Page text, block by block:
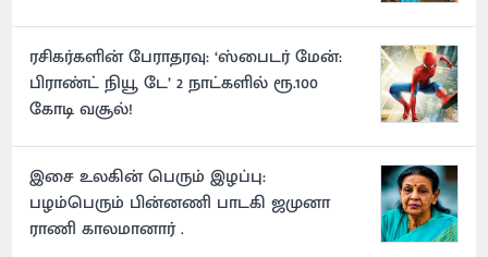
ரசிகர்களின் பேராதரவு: ‘ஸ்பைடர் மேன்:
பிராண்ட் நியூ டே’ 2 நாட்களில் ரூ.100
கோடி வசூல்!
இசை உலகின் பெரும் இழப்பு:
பழம்பெரும் பின்னணி பாடகி ஜமுனா
ராணி காலமானார் .